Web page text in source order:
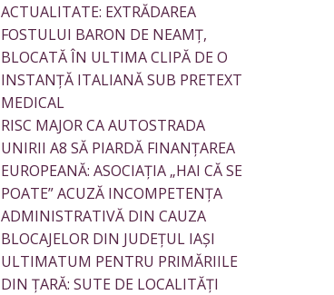
ACTUALITATE: EXTRĂDAREA
FOSTULUI BARON DE NEAMȚ,
BLOCATĂ ÎN ULTIMA CLIPĂ DE O
INSTANȚĂ ITALIANĂ SUB PRETEXT
MEDICAL
RISC MAJOR CA AUTOSTRADA
UNIRII A8 SĂ PIARDĂ FINANȚAREA
EUROPEANĂ: ASOCIAȚIA „HAI CĂ SE
POATE” ACUZĂ INCOMPETENȚA
ADMINISTRATIVĂ DIN CAUZA
BLOCAJELOR DIN JUDEȚUL IAȘI
ULTIMATUM PENTRU PRIMĂRIILE
DIN ȚARĂ: SUTE DE LOCALITĂȚI